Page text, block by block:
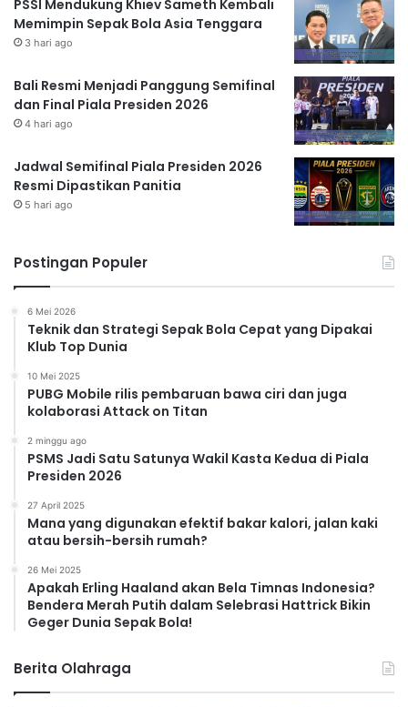
PSSI Mendukung Khiev Sameth Kembali
Memimpin Sepak Bola Asia Tenggara
3 hari ago
Bali Resmi Menjadi Panggung Semifinal
dan Final Piala Presiden 2026
4 hari ago
Jadwal Semifinal Piala Presiden 2026
Resmi Dipastikan Panitia
5 hari ago
Postingan Populer
6 Mei 2026
Teknik dan Strategi Sepak Bola Cepat yang Dipakai
Klub Top Dunia
10 Mei 2025
PUBG Mobile rilis pembaruan bawa ciri dan juga
kolaborasi Attack on Titan
2 minggu ago
PSMS Jadi Satu Satunya Wakil Kasta Kedua di Piala
Presiden 2026
27 April 2025
Mana yang digunakan efektif bakar kalori, jalan kaki
atau bersih-bersih rumah?
26 Mei 2025
Apakah Erling Haaland akan Bela Timnas Indonesia?
Bendera Merah Putih dalam Selebrasi Hattrick Bikin
Geger Dunia Sepak Bola!
Berita Olahraga